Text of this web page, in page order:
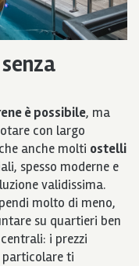
è possibile, ma
con largo
anche molti ostelli
spesso moderne e
validissima.
molto di meno,
su quartieri ben
i prezzi
particolare ti